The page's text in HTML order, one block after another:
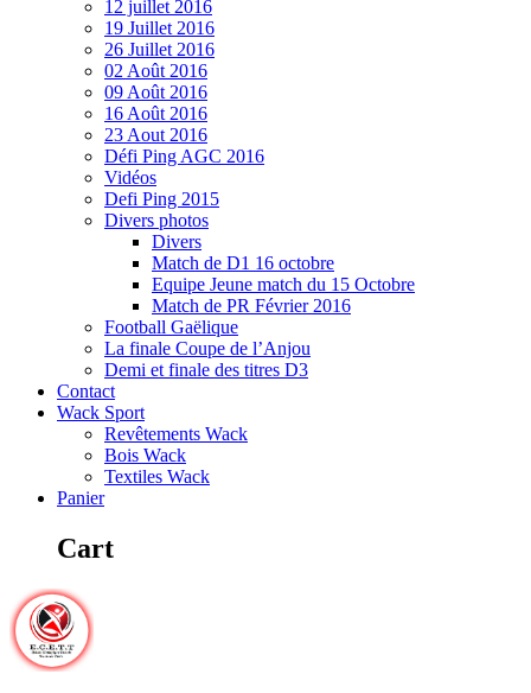
12 juillet 2016
19 Juillet 2016
26 Juillet 2016
02 Août 2016
09 Août 2016
16 Août 2016
23 Aout 2016
Défi Ping AGC 2016
Vidéos
Defi Ping 2015
Divers photos
Divers
Match de D1 16 octobre
Equipe Jeune match du 15 Octobre
Match de PR Février 2016
Football Gaëlique
La finale Coupe de l’Anjou
Demi et finale des titres D3
Contact
Wack Sport
Revêtements Wack
Bois Wack
Textiles Wack
Panier
Cart